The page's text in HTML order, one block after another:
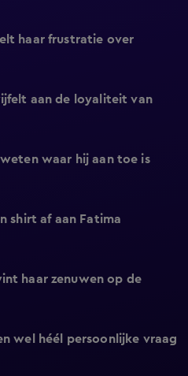
haar frustratie over
aan de loyaliteit van
waar hij aan toe is
shirt af aan Fatima
haar zenuwen op de
wel héél persoonlijke vraag